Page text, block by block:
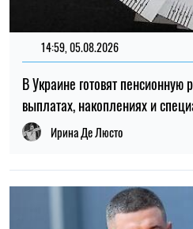
12:37, 31.07.2026
Федоров рассказал о
отношении к протестам и
Ирина Де Люсто